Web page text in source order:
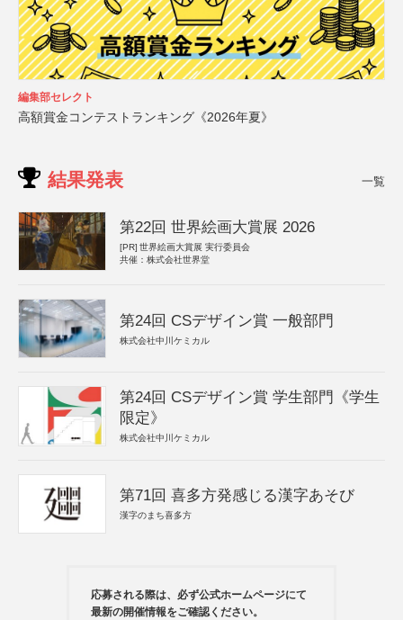
編集部セレクト
高額賞金コンテストランキング《2026年夏》
結果発表 一覧
第22回 世界絵画大賞展 2026
[PR] 世界絵画大賞展 実行委員会
共催：株式会社世界堂
第24回 CSデザイン賞 一般部門
株式会社中川ケミカル
第24回 CSデザイン賞 学生部門《学生
限定》
株式会社中川ケミカル
第71回 喜多方発感じる漢字あそび
漢字のまち喜多方
応募される際は、必ず公式ホームページにて
最新の開催情報をご確認ください。